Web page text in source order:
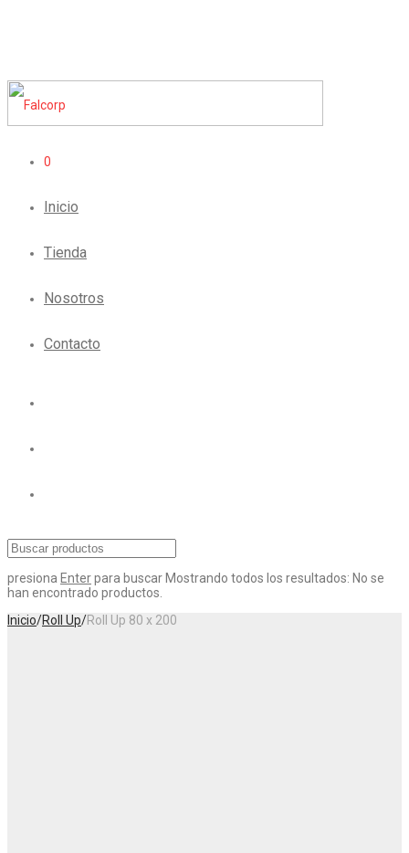
0
Inicio
Tienda
Nosotros
Contacto
presiona Enterpara buscar Mostrando todos los resultados: No se
han encontrado productos.
Inicio/Roll Up/Roll Up 80 x 200